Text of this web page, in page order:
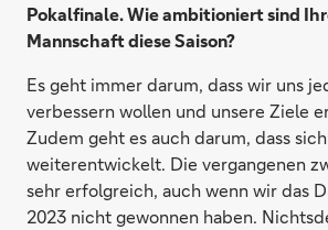
Pokalfinale. Wie ambitioniert sind
Mannschaft diese Saison?
Es geht immer darum, dass wir uns
verbessern wollen und unsere Ziele
Zudem geht es auch darum, dass
weiterentwickelt. Die vergangenen
sehr erfolgreich, auch wenn wir das
2023 nicht gewonnen haben.